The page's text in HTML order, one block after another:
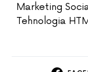
Marketing
Tehnologia